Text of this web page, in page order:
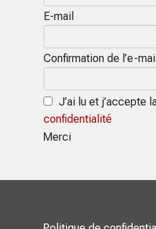
E-mail
Confirmation de l’e-mail
J’ai lu et j’accepte
confidentialité
Merci